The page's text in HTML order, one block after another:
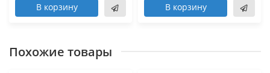
В корзину В корзину
Похожие товары